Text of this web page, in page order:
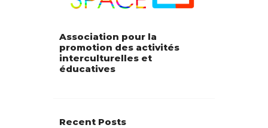
Association pour la
promotion des activités
interculturelles et
éducatives
Recent Posts